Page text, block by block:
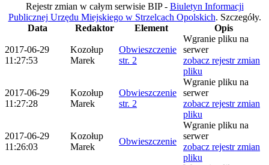
Rejestr zmian w całym serwisie BIP - Biuletyn Informacji
Publicznej Urzędu Miejskiego w Strzelcach Opolskich. Szczegóły.
Data
Redaktor Element Opis
2017-06-29
11:27:53
Kozołup
Marek
Obwieszczenie
str. 2
Wgranie pliku na
serwer
zobacz rejestr zmian
pliku
2017-06-29
11:27:28
Kozołup
Marek
Obwieszczenie
str. 2
Wgranie pliku na
serwer
zobacz rejestr zmian
pliku
2017-06-29
11:26:03
Kozołup
Marek
Obwieszczenie
Wgranie pliku na
serwer
zobacz rejestr zmian
pliku